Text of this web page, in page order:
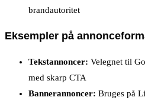
brandautoritet
Eksempler på
Tekstannoncer: Velegnet til
med skarp CTA
Bannerannoncer: Bruges på